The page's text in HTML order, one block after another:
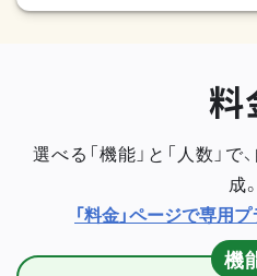
料
選べる「機能」と「人数」
成。
「料金」ページで専用
機